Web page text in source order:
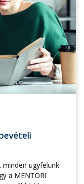
minden ügyfelünk
a MENTORI